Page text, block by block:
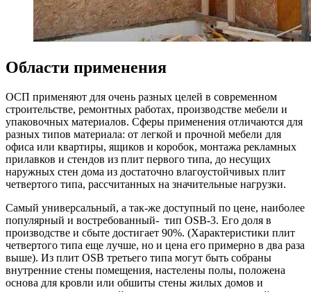
Области применения
ОСП применяют для очень разных целей в современном
строительстве, ремонтных работах, производстве мебели и
упаковочных материалов. Сферы применения отличаются для
разных типов материала: от легкой и прочной мебели для
офиса или квартиры, ящиков и коробок, монтажа рекламных
прилавков и стендов из плит первого типа, до несущих
наружных стен дома из достаточно влагоустойчивых плит
четвертого типа, рассчитанных на значительные нагрузки.
Самый универсальный, а так-же доступный по цене, наиболее
популярный и востребованный- тип OSB-3. Его доля в
производстве и сбыте достигает 90%. (Характеристики плит
четвертого типа еще лучше, но и цена его примерно в два раза
выше). Из плит OSB третьего типа могут быть собраны
внутренние стены помещения, настелены полы, положена
основа для кровли или обшиты стены жилых домов и